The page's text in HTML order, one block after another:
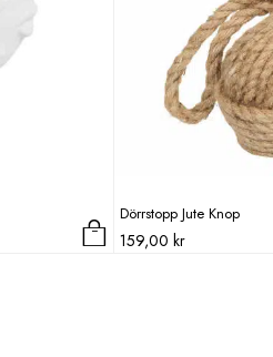
Dörrstopp Jute Knop
159,00 kr